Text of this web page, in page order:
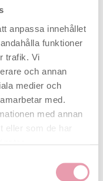
anpassa innehållet
funktioner
trafik. Vi
och annan
medier och
med.
med annan
eller som de har
pH-
har under den
formula: Ett
med
som
utan att skapa
–